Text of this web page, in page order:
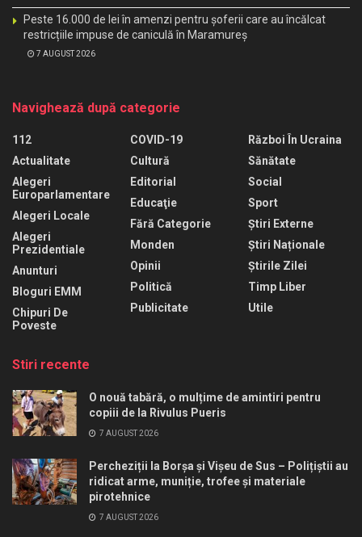
Peste 16.000 de lei în amenzi pentru șoferii care au încălcat
restricțiile impuse de caniculă în Maramureș
7 AUGUST 2026
Navighează după categorie
112
Actualitate
Alegeri
Europarlamentare
Alegeri Locale
Alegeri
Prezidentiale
Anunturi
Bloguri EMM
Chipuri De
Poveste
COVID-19
Cultură
Editorial
Educaţie
Fără Categorie
Monden
Opinii
Politică
Publicitate
Război În Ucraina
Sănătate
Social
Sport
Știri Externe
Știri Naționale
Știrile Zilei
Timp Liber
Utile
Stiri recente
O nouă tabără, o mulțime de amintiri pentru
copiii de la Rivulus Pueris
7 AUGUST 2026
Percheziții la Borșa și Vișeu de Sus – Polițiștii au
ridicat arme, muniție, trofee și materiale
pirotehnice
7 AUGUST 2026